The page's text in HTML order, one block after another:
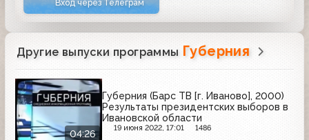
Вход через Телеграм
Другие выпуски программы Губерния
04:26
Губерния (Барс ТВ [г. Иваново], 2000)
Результаты президентских выборов в
Ивановской области
19 июня 2022, 17:01 1486